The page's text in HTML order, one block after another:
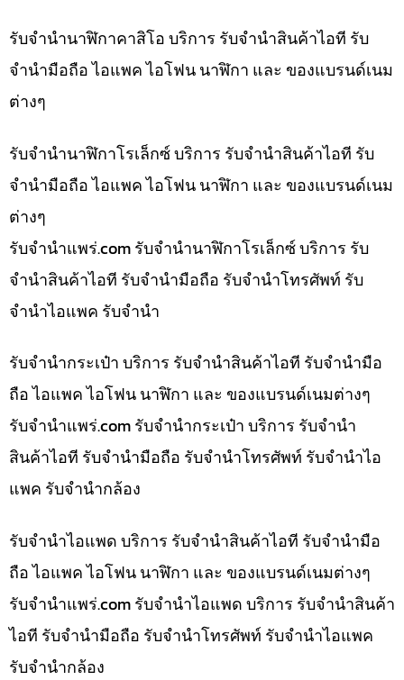
รับจำนำนาฬิกาคาสิโอ บริการ รับจำนำสินค้าไอที รับ
จำนำมือถือ ไอแพค ไอโฟน นาฬิกา และ ของแบรนด์เนม
ต่างๆ
รับจำนำนาฬิกาโรเล็กซ์ บริการ รับจำนำสินค้าไอที รับ
จำนำมือถือ ไอแพค ไอโฟน นาฬิกา และ ของแบรนด์เนม
ต่างๆ
รับจํานําแพร่.com รับจำนำนาฬิกาโรเล็กซ์ บริการ รับ
จำนำสินค้าไอที รับจำนำมือถือ รับจำนำโทรศัพท์ รับ
จำนำไอแพค รับจำนำ
รับจำนำกระเป๋า บริการ รับจำนำสินค้าไอที รับจำนำมือ
ถือ ไอแพค ไอโฟน นาฬิกา และ ของแบรนด์เนมต่างๆ
รับจํานําแพร่.com รับจำนำกระเป๋า บริการ รับจำนำ
สินค้าไอที รับจำนำมือถือ รับจำนำโทรศัพท์ รับจำนำไอ
แพค รับจำนำกล้อง
รับจำนำไอแพด บริการ รับจำนำสินค้าไอที รับจำนำมือ
ถือ ไอแพค ไอโฟน นาฬิกา และ ของแบรนด์เนมต่างๆ
รับจํานําแพร่.com รับจำนำไอแพด บริการ รับจำนำสินค้า
ไอที รับจำนำมือถือ รับจำนำโทรศัพท์ รับจำนำไอแพค
รับจำนำกล้อง